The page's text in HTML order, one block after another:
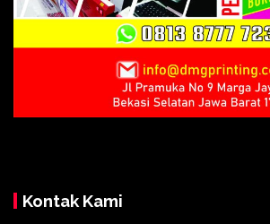
Kontak Kami